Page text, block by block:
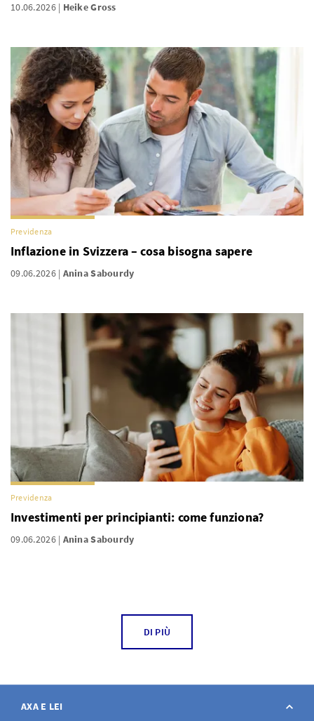
10.06.2026 Heike Gross
Previdenza
Inflazione in Svizzera – cosa bisogna sapere
09.06.2026 Anina Sabourdy
Previdenza
Investimenti per principianti: come funziona?
09.06.2026 Anina Sabourdy
DI PIÙ
AXA E LEI